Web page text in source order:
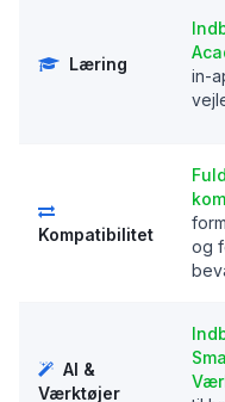
Læring
in-
Kompatibilitet
og
AI &
Værktøjer